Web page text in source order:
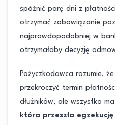
spóźnić parę dni z
otrzymać zobowiązanie
najprawdopodobniej w
otrzymałaby decyzję
Pożyczkodawca rozumie,
przekroczyć termin
dłużników, ale wszystko
która przeszła